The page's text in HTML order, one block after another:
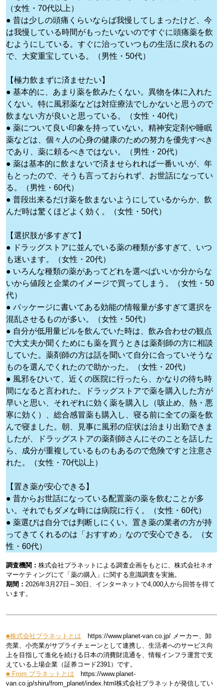
（女性・70代以上）
● 昔は少しの頭痛くらいならば我慢してしまったけど、今
は我慢している時間がもったいないのですぐに頭痛薬を飲
むようにしている。すぐに治っていつもの生活に戻れるの
で、大変重宝している。（男性・50代）
【極力飲まずに済ませたい】
● 基本的に、あまり薬を飲みたくない。異物を体に入れた
くない。特に風邪薬などは対症療法でしかないと思うので
飲まない方が良いと思っている。（女性・40代）
● 薬について良い印象を持っていない。精神安定剤や睡眠
薬などは、個々人の心身の健康のための努力を優先すべき
であり、薬に頼るべきではない。（男性・20代）
● 薬は基本的に飲まないで済ませられれば一番いいが、年
もとったので、そうも言っておられず、お世話になってい
る。（男性・60代）
● 普段出来るだけ薬を飲まないようにしているからか、飲
んだ時は驚くほどよく効く。（女性・50代）
【選択肢が多すぎて】
● ドラッグストアに並んでいる薬の種類が多すぎて、いつ
も迷います。（女性・20代）
● いろんな種類の薬があってどれを選べばいいか分からな
いから値段と企業のイメージで買ってしまう。（女性・50
代）
● パッケージに書いてある効能の情報量が多すぎて選択を
混乱させるものが多い。（女性・50代）
● 自分が低用量ピルを飲んでいた時は、飲み合わせの観点
で大丈夫か聞くためにも薬を買うときは薬剤師の方に相談
していた。薬剤師の方は話を聞いて自分に合っていそうな
ものを選んでくれたので助かった。（女性・20代）
● 風邪をひいて、近くの医院に行ったら、かなりの待ち時
間になると言われた。ドラッグストアで薬を購入した方が
早いと思い、それぞれに効く薬を購入し（咳止め、熱・悪
寒に効く）、総合感冒薬も購入し、寝る前に全ての薬を飲
んで寝ました。朝、見事に風邪の症状は治まり出勤できま
したが、ドラッグストアの薬剤師さんにそのことを話した
ら、成分が重複しているものもあるので危険ですと注意さ
れた。（女性・70代以上）
【置き薬が安心できる】
● 昔からお世話になっている配置薬の薬を飲むことが多
い。それでもダメな時には病院に行く。（女性・60代）
● 薬選びは自分では判断しにくい。置き薬の業者の方が持
ってきてくれるのは「おすすめ」なので安心できる。（女
性・60代）
調査機関： 株式会社プラネットによる調査企画をもとに、株式会社ネオ
マーケティングにて「薬の購入」に関する意識調査を実施。
期間： 2026年3月27日～30日、インターネットで4,000人から回答を得て
います。
■株式会社プラネットとは https://www.planet-van.co.jp/ メーカー、卸
売業、小売業がサプライチェーンとして連携し、生活者へのサービス向
上を目指して進化を続ける日本の消費財流通を、情報インフラ運営で支
えている上場企業（証券コード2391）です。
■ From プラネットとは https://www.planet-
van.co.jp/shiru/from_planet/index.html株式会社プラネットが発信してい